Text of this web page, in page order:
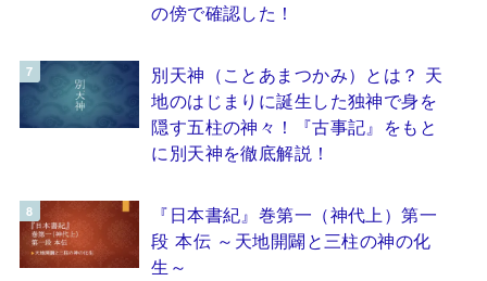
の傍で確認した！
別天神（ことあまつかみ）とは？ 天
地のはじまりに誕生した独神で身を
隠す五柱の神々！『古事記』をもと
に別天神を徹底解説！
『日本書紀』巻第一（神代上）第一
段 本伝 ～天地開闢と三柱の神の化
生～